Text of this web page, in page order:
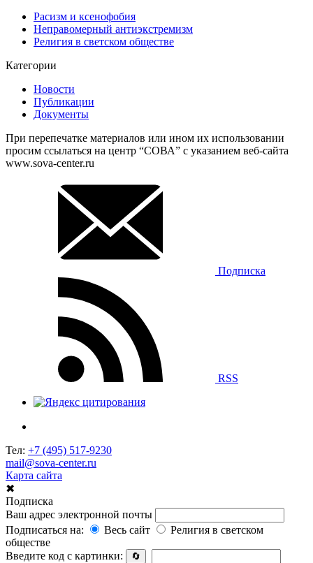
Расизм и ксенофобия
Неправомерный антиэкстремизм
Религия в светском обществе
Категории
Новости
Публикации
Документы
При перепечатке материалов или ином их использовании
просим ссылаться на центр “СОВА” с указанием веб-сайта
www.sova-center.ru
Подписка
RSS
Тел: +7 (495) 517-9230
mail@sova-center.ru
Карта сайта
✖
Подписка
Ваш адрес электронной почты
Подписаться на:
Весь сайт
Религия в светском
обществе
Введите код с картинки:
🔄